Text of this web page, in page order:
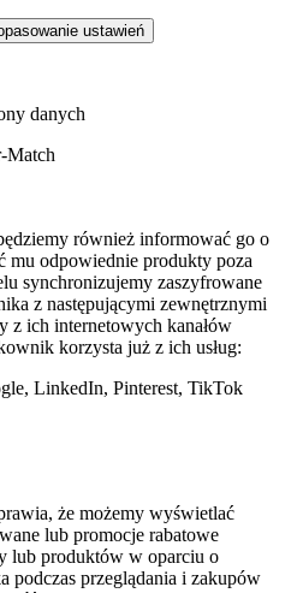
ustawień
danych
Match
również informować go o
mu odpowiednie produkty poza
synchronizujemy zaszyfrowane
z następującymi zewnętrznymi
z ich internetowych kanałów
korzysta już z ich usług:
LinkedIn, Pinterest, TikTok
że możemy wyświetlać
lub promocje rabatowe
lub produktów w oparciu o
podczas przeglądania i zakupów